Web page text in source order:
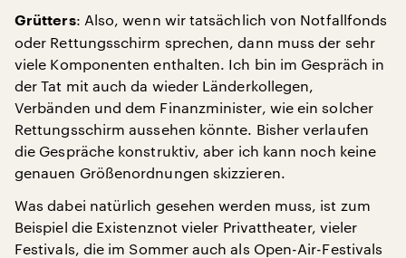
Grütters: Also, wenn wir tatsächlich von Notfallfonds
oder Rettungsschirm sprechen, dann muss der sehr
viele Komponenten enthalten. Ich bin im Gespräch in
der Tat mit auch da wieder Länderkollegen,
Verbänden und dem Finanzminister, wie ein solcher
Rettungsschirm aussehen könnte. Bisher verlaufen
die Gespräche konstruktiv, aber ich kann noch keine
genauen Größenordnungen skizzieren.
Was dabei natürlich gesehen werden muss, ist zum
Beispiel die Existenznot vieler Privattheater, vieler
Festivals, die im Sommer auch als Open-Air-Festivals